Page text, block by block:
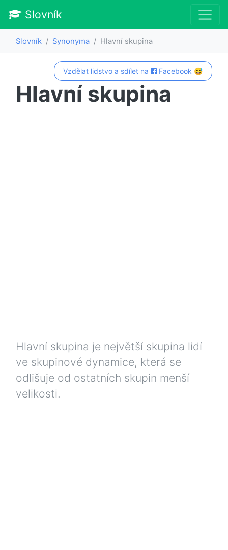
Slovník
Slovník Synonyma Hlavní skupina
Vzdělat lidstvo a sdílet na Facebook 😅
Hlavní skupina
Hlavní skupina je největší skupina lidí
ve skupinové dynamice, která se
odlišuje od ostatních skupin menší
velikosti.